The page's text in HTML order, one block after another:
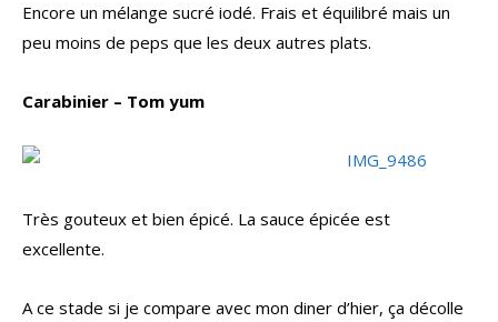
Encore un mélange sucré iodé. Frais et équilibré mais un
peu moins de peps que les deux autres plats.
Carabinier – Tom yum
Très gouteux et bien épicé. La sauce épicée est
excellente.
A ce stade si je compare avec mon diner d’hier, ça décolle